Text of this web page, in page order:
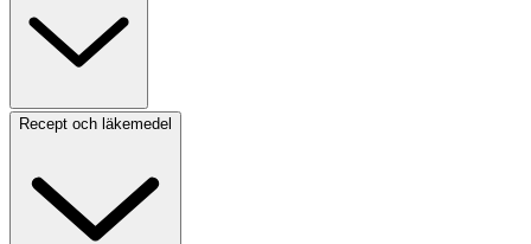
Recept och läkemedel